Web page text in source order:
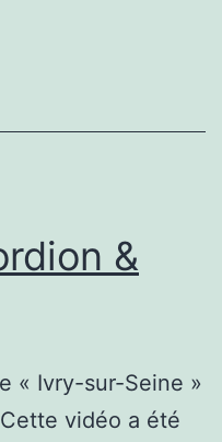
Paloise
choc&
« Ivry-sur-Seine »
vidéo a été